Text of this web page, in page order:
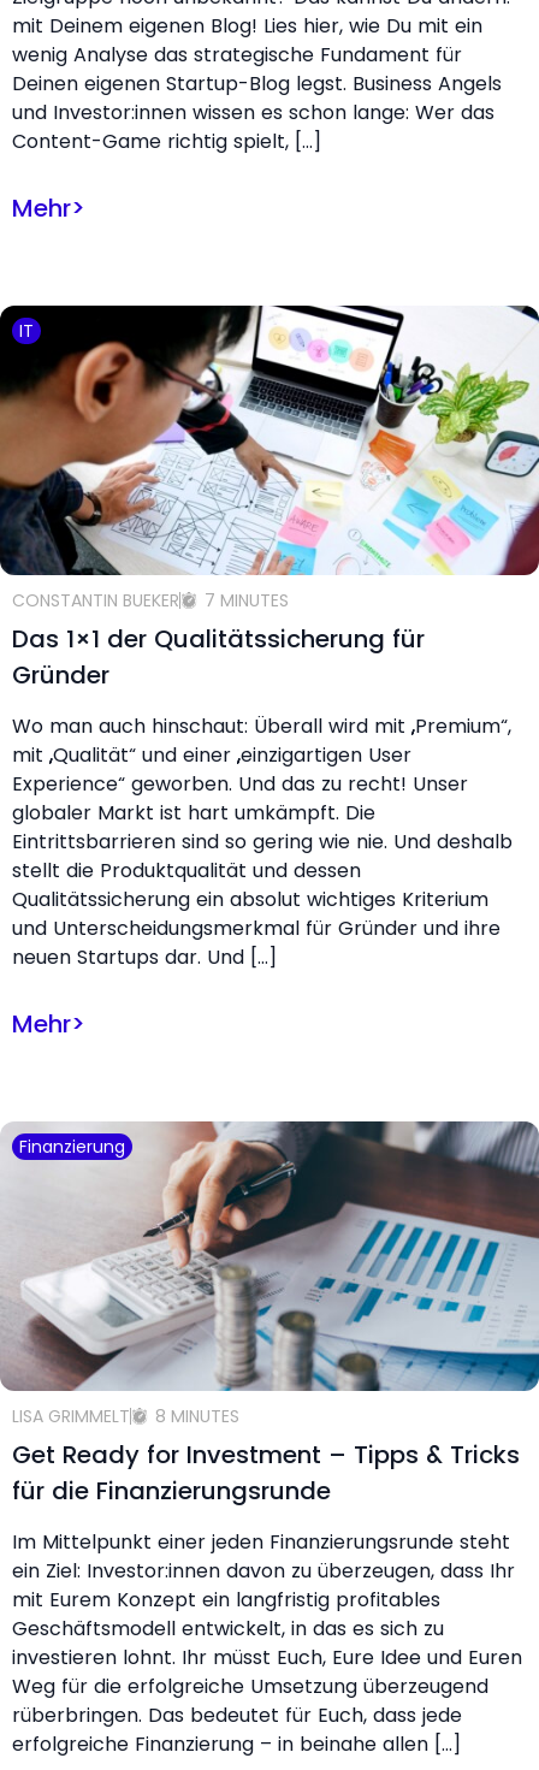
mit Deinem eigenen Blog! Lies hier, wie Du mit ein
wenig Analyse das strategische Fundament für
Deinen eigenen Startup-Blog legst. Business Angels
und Investor:innen wissen es schon lange: Wer das
Content-Game richtig spielt, […]
Mehr>
IT
CONSTANTIN BUEKER 7 MINUTES
Das 1×1 der Qualitätssicherung für
Gründer
Wo man auch hinschaut: Überall wird mit „Premium“,
mit „Qualität“ und einer „einzigartigen User
Experience“ geworben. Und das zu recht! Unser
globaler Markt ist hart umkämpft. Die
Eintrittsbarrieren sind so gering wie nie. Und deshalb
stellt die Produktqualität und dessen
Qualitätssicherung ein absolut wichtiges Kriterium
und Unterscheidungsmerkmal für Gründer und ihre
neuen Startups dar. Und […]
Mehr>
Finanzierung
LISA GRIMMELT 8 MINUTES
Get Ready for Investment – Tipps & Tricks
für die Finanzierungsrunde
Im Mittelpunkt einer jeden Finanzierungsrunde steht
ein Ziel: Investor:innen davon zu überzeugen, dass Ihr
mit Eurem Konzept ein langfristig profitables
Geschäftsmodell entwickelt, in das es sich zu
investieren lohnt. Ihr müsst Euch, Eure Idee und Euren
Weg für die erfolgreiche Umsetzung überzeugend
rüberbringen. Das bedeutet für Euch, dass jede
erfolgreiche Finanzierung – in beinahe allen […]